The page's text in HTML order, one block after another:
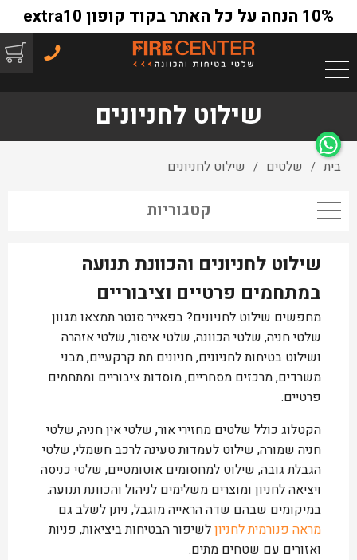
10% הנחה על כל האתר בקוד קופון extra10
שילוט לחניונים
בית / שלטים / שילוט לחניונים
קטגוריות
שילוט לחניונים והכוונת תנועה
במתחמים פרטיים וציבוריים
מחפשים שילוט לחניונים? בפאייר סנטר תמצאו מגוון
שלטי חניה, שלטי הכוונה, שלטי איסור, שלטי אזהרה
ושילוט בטיחות לחניונים, חניונים תת קרקעיים, מבני
משרדים, מרכזים מסחריים, מוסדות ציבוריים ומתחמים
פרטיים.
הקטלוג כולל שלטים מחזירי אור, שלטי אין חניה, שלטי
חניה שמורה, שילוט לעמדות טעינה לרכב חשמלי, שלטי
הגבלת גובה, שילוט למחסומים אוטומטיים, שלטי כניסה
ויציאה לחניון ומוצרים משלימים לניהול והכוונת תנועה.
במיקומים שבהם שדה הראייה מוגבל, ניתן לשלב גם
מראה פנורמית לחניוןלשיפור הבטיחות ביציאות, פניות
ואזורים עם שטחים מתים.